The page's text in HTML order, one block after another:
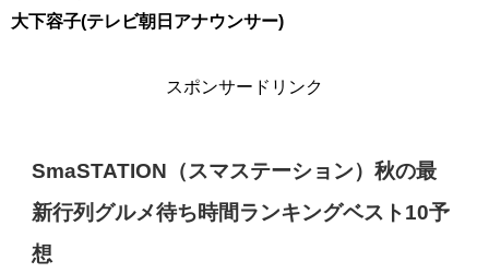
大下容子(テレビ朝日アナウンサー)
スポンサードリンク
SmaSTATION（スマステーション）秋の最
新行列グルメ待ち時間ランキングベスト10予
想